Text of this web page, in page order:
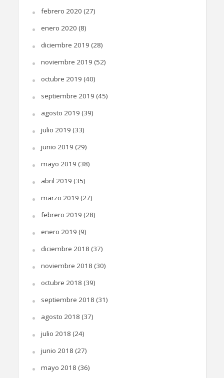
febrero 2020 (27)
enero 2020 (8)
diciembre 2019 (28)
noviembre 2019 (52)
octubre 2019 (40)
septiembre 2019 (45)
agosto 2019 (39)
julio 2019 (33)
junio 2019 (29)
mayo 2019 (38)
abril 2019 (35)
marzo 2019 (27)
febrero 2019 (28)
enero 2019 (9)
diciembre 2018 (37)
noviembre 2018 (30)
octubre 2018 (39)
septiembre 2018 (31)
agosto 2018 (37)
julio 2018 (24)
junio 2018 (27)
mayo 2018 (36)